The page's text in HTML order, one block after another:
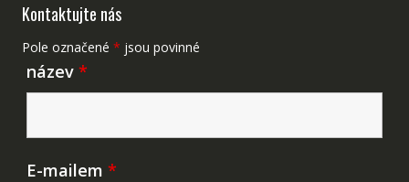
Kontaktujte nás
Pole označené * jsou povinné
název *
E-mailem *